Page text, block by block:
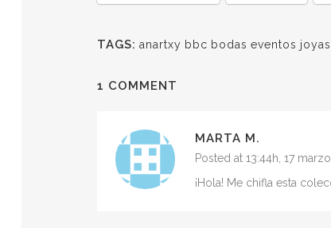
TAGS: anartxy bbc bodas eventos joyas
1 COMMENT
MARTA M.
Posted at 13:44h, 17 marzo
¡Hola! Me chifla esta